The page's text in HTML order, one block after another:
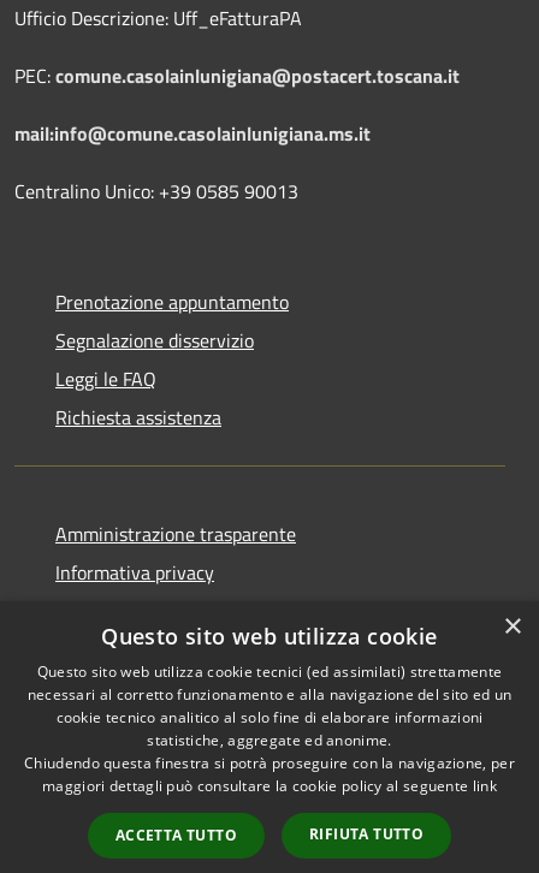
Ufficio Descrizione: Uff_eFatturaPA
PEC:comune.casolainlunigiana@postacert.toscana.it
mail:info@comune.casolainlunigiana.ms.it
Centralino Unico: +39 0585 90013
Prenotazione appuntamento
Segnalazione disservizio
Leggi le FAQ
Richiesta assistenza
Amministrazione trasparente
Informativa privacy
Dichiarazione di accessibilità
RSS
Accessibilità
Copyright © 2026 • Comune di
Casola in Lunigiana • Powered
byMunicipium
Accesso
redazione
×
Questo sito web utilizza cookie
Questo sito web utilizza cookie tecnici (ed assimilati) strettamente
necessari al corretto funzionamento e alla navigazione del sito ed un
cookie tecnico analitico al solo fine di elaborare informazioni
statistiche, aggregate ed anonime.
Chiudendo questa finestra si potrà proseguire con la navigazione, per
maggiori dettagli può consultare la cookie policy al seguente link
ACCETTA TUTTO RIFIUTA TUTTO